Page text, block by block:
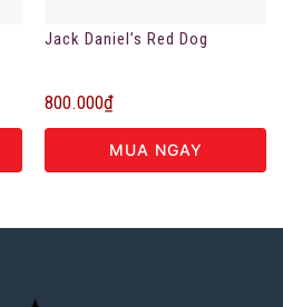
Jack Daniel’s Red Dog
800.000₫
MUA NGAY